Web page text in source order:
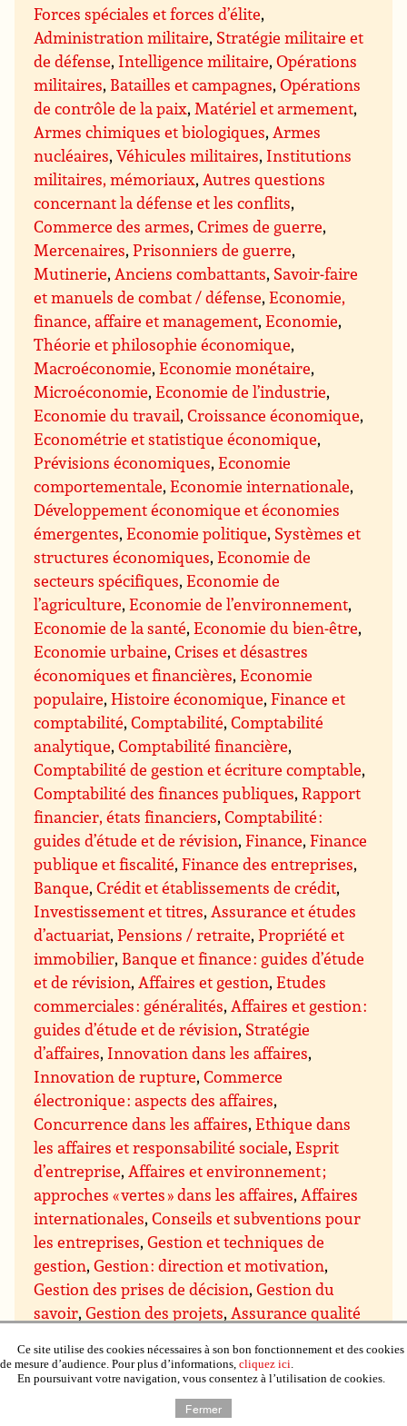
Forces spéciales et forces d’élite,
Administration militaire, Stratégie militaire et
de défense, Intelligence militaire,Opérations
militaires, Batailles et campagnes,Opérations
de contrôle de la paix,Matériel et armement,
Armes chimiques et biologiques,Armes
nucléaires,Véhicules militaires, Institutions
militaires, mémoriaux,Autres questions
concernant la défense et les conflits,
Commerce des armes,Crimes de guerre,
Mercenaires,Prisonniers de guerre,
Mutinerie,Anciens combattants, Savoir-faire
et manuels de combat / défense,Economie,
finance, affaire et management,Economie,
Théorie et philosophie économique,
Macroéconomie,Economie monétaire,
Microéconomie,Economie de l’industrie,
Economie du travail,Croissance économique,
Econométrie et statistique économique,
Prévisions économiques,Economie
comportementale,Economie internationale,
Développement économique et économies
émergentes,Economie politique, Systèmes et
structures économiques,Economie de
secteurs spécifiques,Economie de
l’agriculture,Economie de l’environnement,
Economie de la santé,Economie du bien-être,
Economie urbaine,Crises et désastres
économiques et financières,Economie
populaire,Histoire économique,Finance et
comptabilité,Comptabilité,Comptabilité
analytique,Comptabilité financière,
Comptabilité de gestion et écriture comptable,
Comptabilité des finances publiques,Rapport
financier, états financiers,Comptabilité :
guides d’étude et de révision,Finance,Finance
publique et fiscalité,Finance des entreprises,
Banque,Crédit et établissements de crédit,
Investissement et titres,Assurance et études
d’actuariat,Pensions / retraite,Propriété et
immobilier, Banque et finance : guides d’étude
et de révision,Affaires et gestion,Etudes
commerciales : généralités,Affaires et gestion :
guides d’étude et de révision, Stratégie
d’affaires, Innovation dans les affaires,
Innovation de rupture,Commerce
électronique : aspects des affaires,
Concurrence dans les affaires,Ethique dans
les affaires et responsabilité sociale,Esprit
d’entreprise,Affaires et environnement ;
approches « vertes » dans les affaires,Affaires
internationales,Conseils et subventions pour
les entreprises,Gestion et techniques de
gestion,Gestion : direction et motivation,
Gestion des prises de décision,Gestion du
savoir,Gestion des projets,Assurance qualité
domaines particuliers,Gestion budgétaire et
financière,Gestion du personnel et des
ressources humaines,Gestion de l’immobilier,
Ce site utilise des cookies nécessaires à son bon fonctionnement et des cookies
de mesure d’audience. Pour plus d’informations, cliquez ici.
En poursuivant votre navigation, vous consentez à l’utilisation de cookies.
Fermer